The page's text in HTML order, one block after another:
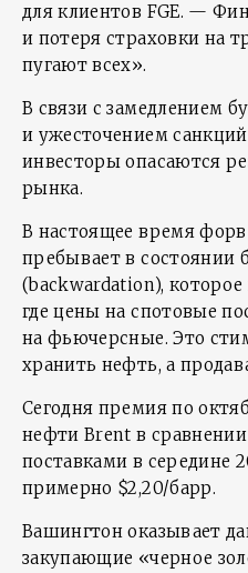
для клиентов FGE. —
и потеря страховки на
пугают всех».
В связи с замедлением
и ужесточением
инвесторы опасаются
рынка.
В настоящее время
пребывает в состоянии
(backwardation),
где цены на спотовые
на фьючерсные. Это
хранить нефть, а
Сегодня премия по
нефти Brent в
поставками в середине
примерно $2,20/барр.
Вашингтон оказывает
закупающие «черное